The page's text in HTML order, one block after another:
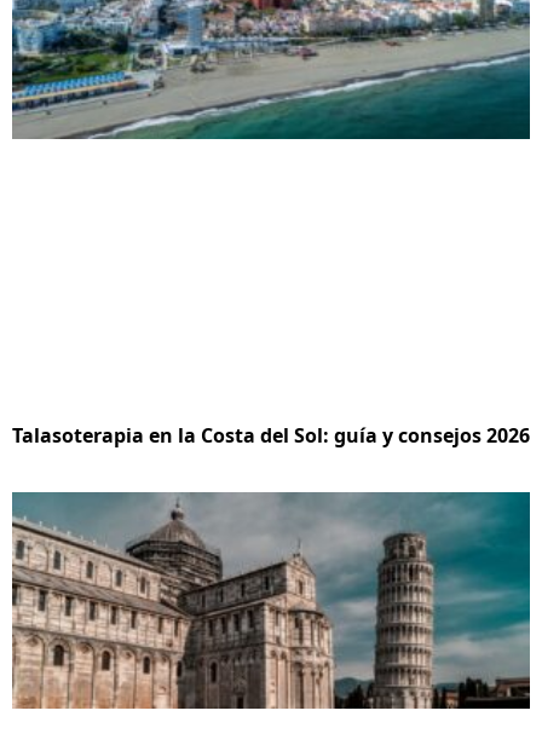
Talasoterapia en la Costa del Sol: guía y consejos 2026